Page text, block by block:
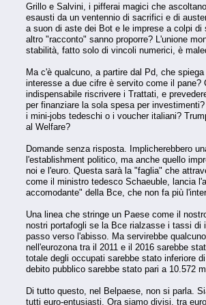
Grillo e Salvini, i pifferai magici che
esausti da un ventennio di sacrifici e di
a suon di aste dei Bot e le imprese a colpi
altro "racconto" sanno proporre? L'unione
stabilità, fatto solo di vincoli numerici, è
Ma c'è qualcuno, a partire dal Pd, che
interesse a due cifre è servito come il
indispensabile riscrivere i Trattati, e
per finanziare la sola spesa per
i mini-jobs tedeschi o i voucher italiani?
al Welfare?
Domande senza risposta. Implicherebbero
l'establishment politico, ma anche quello
noi e l'euro. Questa sarà la "faglia" che
come il ministro tedesco Schaeuble, lancia
accomodante" della Bce, che non fa più
Una linea che stringe un Paese come il
nostri portafogli se la Bce rialzasse i tassi di
passo verso l'abisso. Ma servirebbe
nell'eurozona tra il 2011 e il 2016 sarebbe
totale degli occupati sarebbe stato inferiore
debito pubblico sarebbe stato pari a 10.572
Di tutto questo, nel Belpaese, non si parla.
tutti euro-entusiasti. Ora siamo divisi, tra